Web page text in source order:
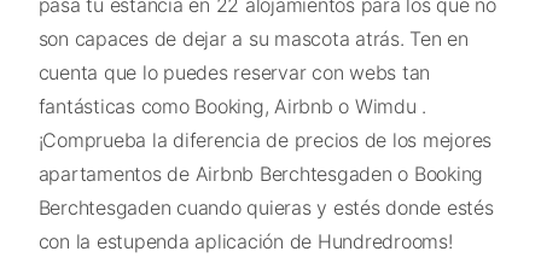
son capaces de dejar a su mascota atrás. Ten en
cuenta que lo puedes reservar con webs tan
fantásticas como Booking, Airbnb o Wimdu .
¡Comprueba la diferencia de precios de los mejores
apartamentos de Airbnb Berchtesgaden o Booking
Berchtesgaden cuando quieras y estés donde estés
con la estupenda aplicación de Hundredrooms!